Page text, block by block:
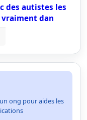
des autistes les
vraiment dan
ong pour aides les